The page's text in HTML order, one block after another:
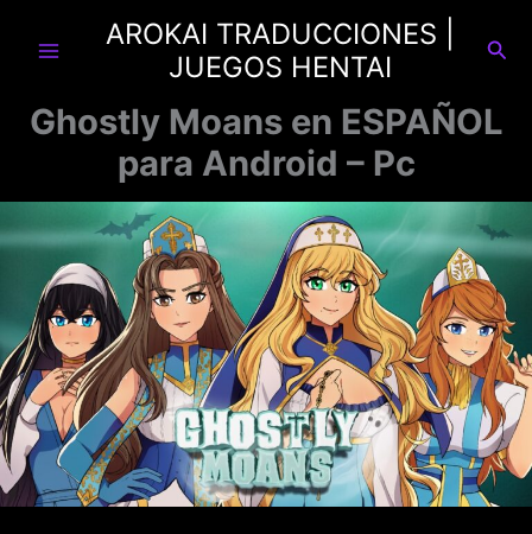
AROKAI TRADUCCIONES |
JUEGOS HENTAI
Ghostly Moans en ESPAÑOL
para Android – Pc